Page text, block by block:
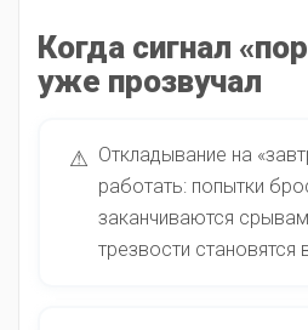
Когда сигнал
уже прозвучал
⚠ Откладывание на
работать: попытки
заканчиваются
трезвости становятся